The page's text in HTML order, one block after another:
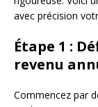
avec précision
Étape 1 :
revenu
Commencez par